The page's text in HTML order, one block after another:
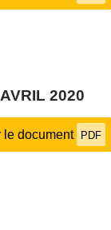
2020
le document PDF